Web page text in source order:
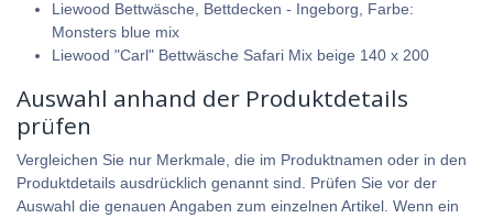
Liewood Bettwäsche, Bettdecken - Ingeborg, Farbe:
Monsters blue mix
Liewood "Carl" Bettwäsche Safari Mix beige 140 x 200
Auswahl anhand der Produktdetails
prüfen
Vergleichen Sie nur Merkmale, die im Produktnamen oder in den
Produktdetails ausdrücklich genannt sind. Prüfen Sie vor der
Auswahl die genauen Angaben zum einzelnen Artikel. Wenn ein